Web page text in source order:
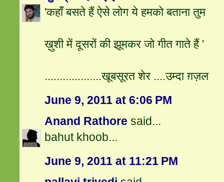
'कहाँ बसते हैं ऐसे लोग ये हमको बताना तुम
ख़ुशी में दूसरों की झूमकर जो गीत गाते हैं '
...................खूबसूरत शेर ....उम्दा ग़ज़ल
June 9, 2011 at 6:06 PM
Anand Rathore said...
bahut khoob...
June 9, 2011 at 11:21 PM